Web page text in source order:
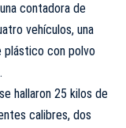
contadora de
vehículos, una
con polvo
hallaron 25 kilos de
calibres, dos